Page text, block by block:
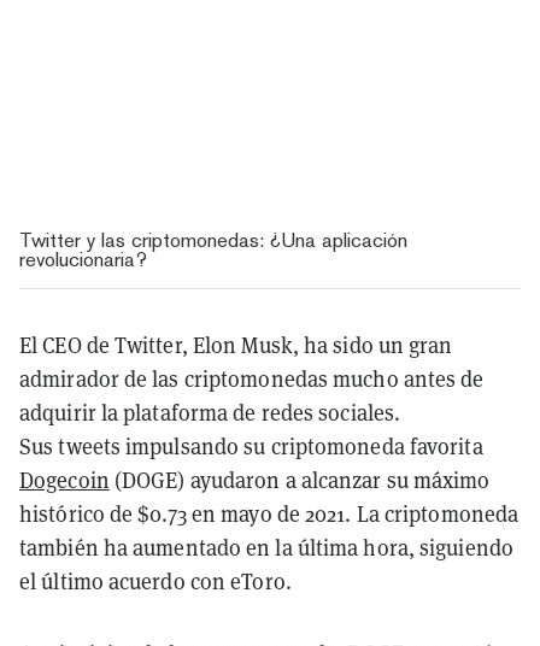
Twitter y las criptomonedas: ¿Una aplicación
revolucionaria?
El CEO de Twitter, Elon Musk, ha sido un gran
admirador de las criptomonedas mucho antes de
adquirir la plataforma de redes sociales.
Sus tweets impulsando su criptomoneda favorita
Dogecoin (DOGE) ayudaron a alcanzar su máximo
histórico de $0.73 en mayo de 2021. La criptomoneda
también ha aumentado en la última hora, siguiendo
el último acuerdo con eToro.